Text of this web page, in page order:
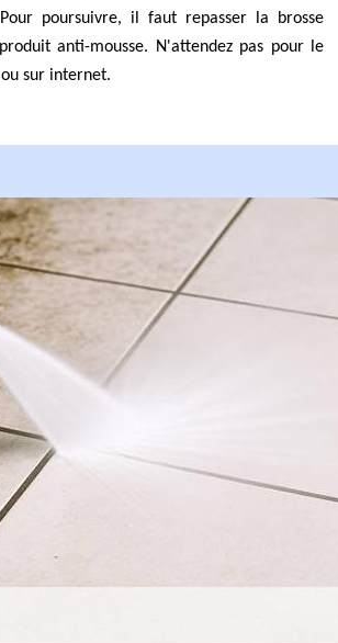
poursuivre, il faut repasser la brosse
anti-mousse. N'attendez pas pour le
sur internet.